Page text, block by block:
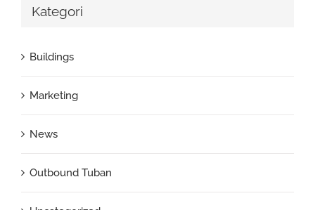
Kategori
Buildings
Marketing
News
Outbound Tuban